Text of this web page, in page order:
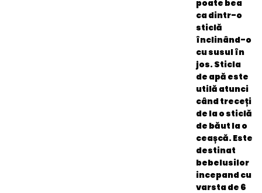
poate bea
ca dintr-o
sticlă
înclinând-o
cu susul în
jos.Sticla
de apă este
utilă atunci
când treceți
de la o sticlă
de băut la o
ceașcă. Este
destinat
bebelusilor
incepand cu
varsta de 6